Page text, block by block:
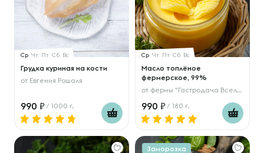
Ср Чт Пт Сб Вс
Грудка куриная на кости
от Евгения Рошаля
990 / 1000 г.
Ср Чт Пт Сб Вс
Масло топлёное
фермерское, 99%
от фермы "Гастродача Вселуг"
990 / 180 г.
Заморозка